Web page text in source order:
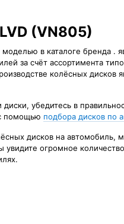
(VN805)
в каталоге бренда .
за счёт ассортимента
колёсных дисков
убедитесь в
помощью подбора дисков по
дисков на автомобиль,
огромное